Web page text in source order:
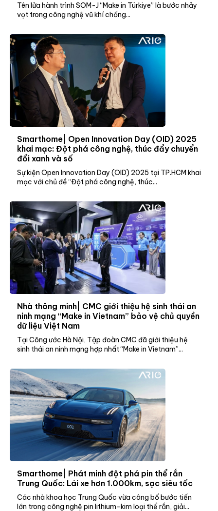
Tên lửa hành trình SOM-J “Make in Türkiye” là bước nhảy
vọt trong công nghệ vũ khí chống...
Smarthome| Open Innovation Day (OID) 2025
khai mạc: Đột phá công nghệ, thúc đẩy chuyển
đổi xanh và số
Sự kiện Open Innovation Day (OID) 2025 tại TP.HCM khai
mạc với chủ đề “Đột phá công nghệ, thúc...
Nhà thông minh| CMC giới thiệu hệ sinh thái an
ninh mạng “Make in Vietnam” bảo vệ chủ quyền
dữ liệu Việt Nam
Tại Công ước Hà Nội, Tập đoàn CMC đã giới thiệu hệ
sinh thái an ninh mạng hợp nhất “Make in Vietnam”...
Smarthome| Phát minh đột phá pin thể rắn
Trung Quốc: Lái xe hơn 1.000km, sạc siêu tốc
Các nhà khoa học Trung Quốc vừa công bố bước tiến
lớn trong công nghệ pin lithium-kim loại thể rắn, giải...